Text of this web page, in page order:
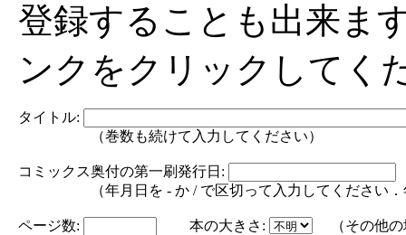
登録することも出来ま
ンクをクリックしてく
タイトル:
（巻数も続けて入力してください）
コミックス奥付の第一刷発行日:
（年月日を - か / で区切って入力してください．年
ページ数: 本の大きさ: （その他の